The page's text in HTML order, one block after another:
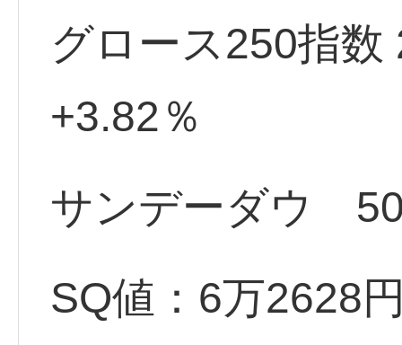
グロース250指
+3.82％
サンデーダウ
SQ値：6万2628